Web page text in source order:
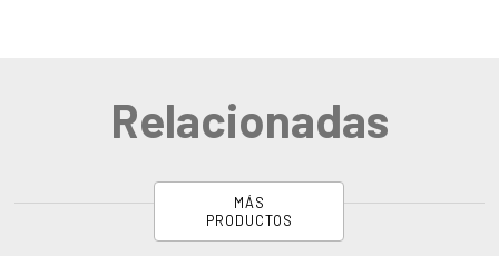
Relacionadas
MÁS
PRODUCTOS